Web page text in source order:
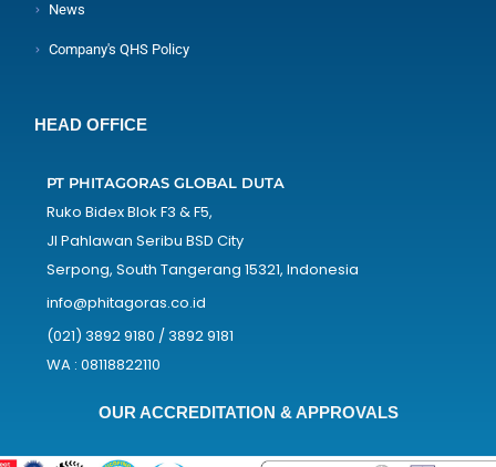
News
Company's QHS Policy
HEAD OFFICE
PT PHITAGORAS GLOBAL DUTA
Ruko Bidex Blok F3 & F5,
Jl Pahlawan Seribu BSD City
Serpong, South Tangerang 15321, Indonesia
info@phitagoras.co.id
(021) 3892 9180 / 3892 9181
WA : 08118822110
OUR ACCREDITATION & APPROVALS